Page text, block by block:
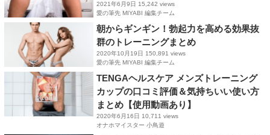
2021年6月9日 15,242 views
愛の筆先 MIYABI 編集チーム
朝からギンギン！勃起力を高める効果抜
群のトレーニングまとめ
2020年10月19日 150,891 views
愛の筆先 MIYABI 編集チーム
TENGAヘルスケア メンズトレーニング
カップの口コミ評価＆気持ちいい使い方
まとめ【使用動画あり】
2020年6月16日 10,711 views
オナホマイスター 小鳥遊